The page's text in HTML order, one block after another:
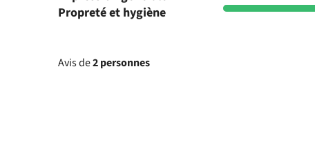
Propreté et hygiène
Avis de2 personnes